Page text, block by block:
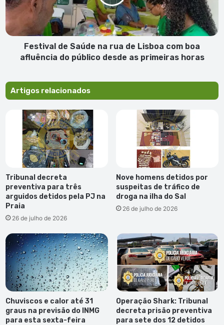
de
Lisboa
com
boa
afluência
as
primeiras
horas
Festival de Saúde na rua de Lisboa com boa
afluência do público desde as primeiras horas
Artigos relacionados
Tribunal decreta
preventiva para três
arguidos detidos pela PJ na
Praia
26 de julho de 2026
Nove homens detidos por
suspeitas de tráfico de
droga na ilha do Sal
26 de julho de 2026
Chuviscos e calor até 31
graus na previsão do INMG
para esta sexta-feira
Operação Shark: Tribunal
decreta prisão preventiva
para sete dos 12 detidos